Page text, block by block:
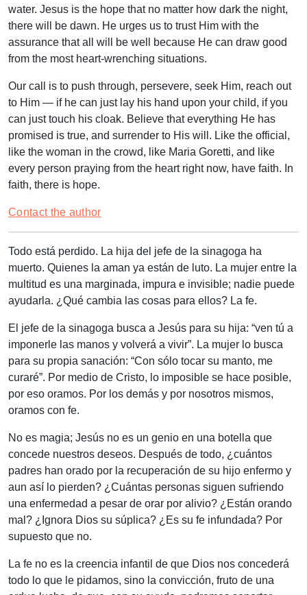
water. Jesus is the hope that no matter how dark the night,
there will be dawn. He urges us to trust Him with the
assurance that all will be well because He can draw good
from the most heart-wrenching situations.
Our call is to push through, persevere, seek Him, reach out
to Him — if he can just lay his hand upon your child, if you
can just touch his cloak. Believe that everything He has
promised is true, and surrender to His will. Like the official,
like the woman in the crowd, like Maria Goretti, and like
every person praying from the heart right now, have faith. In
faith, there is hope.
Contact the author
Todo está perdido. La hija del jefe de la sinagoga ha
muerto. Quienes la aman ya están de luto. La mujer entre la
multitud es una marginada, impura e invisible; nadie puede
ayudarla. ¿Qué cambia las cosas para ellos? La fe.
El jefe de la sinagoga busca a Jesús para su hija: “ven tú a
imponerle las manos y volverá a vivir”. La mujer lo busca
para su propia sanación: “Con sólo tocar su manto, me
curaré”. Por medio de Cristo, lo imposible se hace posible,
por eso oramos. Por los demás y por nosotros mismos,
oramos con fe.
No es magia; Jesús no es un genio en una botella que
concede nuestros deseos. Después de todo, ¿cuántos
padres han orado por la recuperación de su hijo enfermo y
aun así lo pierden? ¿Cuántas personas siguen sufriendo
una enfermedad a pesar de orar por alivio? ¿Están orando
mal? ¿Ignora Dios su súplica? ¿Es su fe infundada? Por
supuesto que no.
La fe no es la creencia infantil de que Dios nos concederá
todo lo que le pidamos, sino la convicción, fruto de una